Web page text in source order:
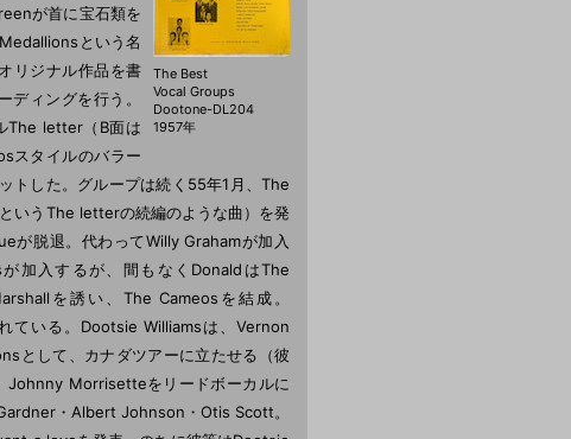
The Best
Vocal Groups
Dootone-DL204
1957年
が首に宝石類を
という名
リジナル作品を書
ディングを行う。
The letter（B面は
スタイルのバラー
トした。グループは続く55年1月、The
いうThe letterの続編のような曲）を発
が脱退。代わってWilly Grahamが加入
加入するが、間もなくDonaldはThe
を誘い、The Cameosを結成。
ている。Dootsie Williamsは、Vernon
として、カナダツアーに立たせる（彼
Johnny Morrisetteをリードボーカルに
・Albert Johnson・Otis Scott。